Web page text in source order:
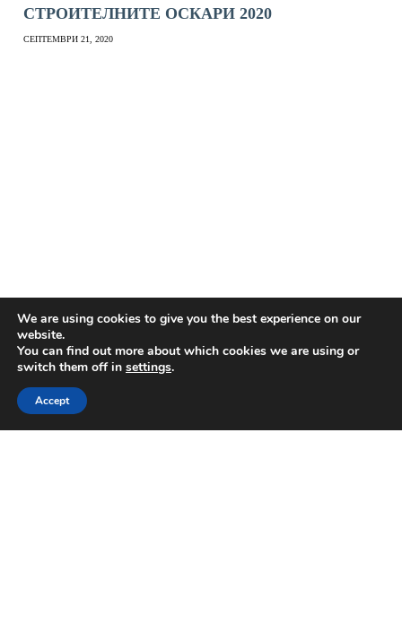
СТРОИТЕЛНИТЕ ОСКАРИ 2020
СЕПТЕМВРИ 21, 2020
We are using cookies to give you the best experience on our
website.
You can find out more about which cookies we are using or
switch them off in settings.
Accept